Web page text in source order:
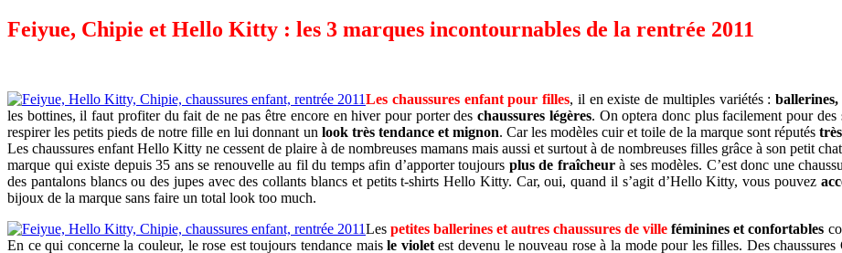
Feiyue, Chipie et Hello Kitty : les 3 marques incontournables de la rentrée 2011
Les chaussures enfant pour filles, il en existe de multiples variétés : ballerines,
les bottines, il faut profiter du fait de ne pas être encore en hiver pour porter deschaussures légères. On optera donc plus facilement pour des
respirer les petits pieds de notre fille en lui donnant un look très tendance et mignon. Car les modèles cuir et toile de la marque sont réputés
Les chaussures enfant Hello Kitty ne cessent de plaire à de nombreuses mamans mais aussi et surtout à de nombreuses filles grâce à son petit
marque qui existe depuis 35 ans se renouvelle au fil du temps afin d’apporter toujours plus de fraîcheurà ses modèles. C’est donc une
des pantalons blancs ou des jupes avec des collants blancs et petits t-shirts Hello Kitty. Car, oui, quand il s’agit d’Hello Kitty, vous pouvez
bijoux de la marque sans faire un total look too much.
Les petites ballerines et autres chaussures de ville féminines et confortables
En ce qui concerne la couleur, le rose est toujours tendance maisle violetest devenu le nouveau rose à la mode pour les filles. Des